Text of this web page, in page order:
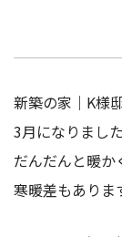
新築の家｜K様
3月になりました
だんだんと暖か
寒暖差もありま